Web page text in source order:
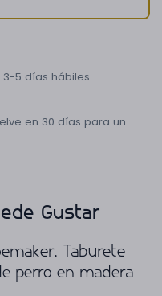
5 días hábiles.
en 30 días para un
Gustar
Taburete
perro en madera